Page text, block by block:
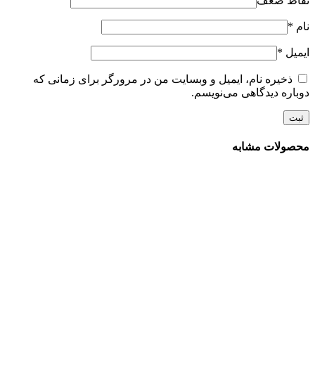
نام *
ایمیل *
ذخیره نام، ایمیل و وبسایت من در مرورگر برای زمانی که
دوباره دیدگاهی می‌نویسم.
محصولات مشابه